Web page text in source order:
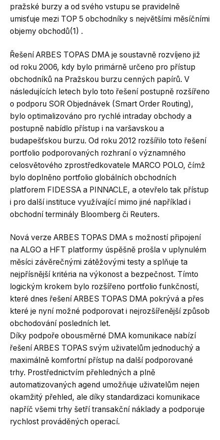
pražské burzy a od svého vstupu se pravidelně
umisťuje mezi TOP 5 obchodníky s největšími měsíčními
objemy obchodů(1) .
Řešení ARBES TOPAS DMA je soustavně rozvíjeno již
od roku 2006, kdy bylo primárně určeno pro přístup
obchodníků na Pražskou burzu cenných papírů. V
následujících letech bylo toto řešení postupně rozšířeno
o podporu SOR Objednávek (Smart Order Routing),
bylo optimalizováno pro rychlé intraday obchody a
postupně nabídlo přístup i na varšavskou a
budapešťskou burzu. Od roku 2012 rozšířilo toto řešení
portfolio podporovaných rozhraní o významného
celosvětového zprostředkovatele MARCO POLO, čímž
bylo doplněno portfolio globálních obchodních
platforem FIDESSA a PINNACLE, a otevřelo tak přístup
i pro další instituce využívající mimo jiné například i
obchodní terminály Bloomberg či Reuters.
Nová verze ARBES TOPAS DMA s možností připojení
na ALGO a HFT platformy úspěšně prošla v uplynulém
měsíci závěrečnými zátěžovými testy a splňuje ta
nejpřísnější kritéria na výkonost a bezpečnost. Tímto
logickým krokem bylo rozšířeno portfolio funkčností,
které dnes řešení ARBES TOPAS DMA pokrývá a přes
které je nyní možné podporovat i nejrozšířenější způsob
obchodování posledních let.
Díky podpoře obousměrné DMA komunikace nabízí
řešení ARBES TOPAS svým uživatelům jednoduchý a
maximálně komfortní přístup na další podporované
trhy. Prostřednictvím přehledných a plně
automatizovaných agend umožňuje uživatelům nejen
okamžitý přehled, ale díky standardizaci komunikace
napříč všemi trhy šetří transakční náklady a podporuje
rychlost prováděných operací.